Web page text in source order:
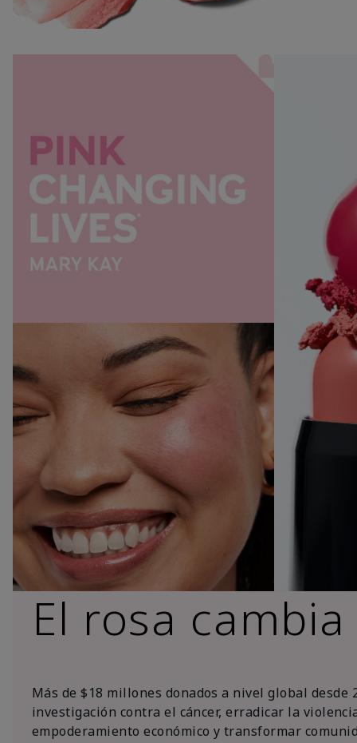
El rosa
Más de $18 millones donados a nivel global desde
investigación contra el cáncer, erradicar la
empoderamiento económico y transformar